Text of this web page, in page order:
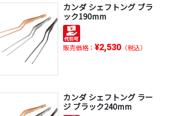
カンダ シェフトング ブラ
ック190mm
販売価格： ¥2,530（税込）
カンダ シェフトング ラー
ジ ブラック240mm